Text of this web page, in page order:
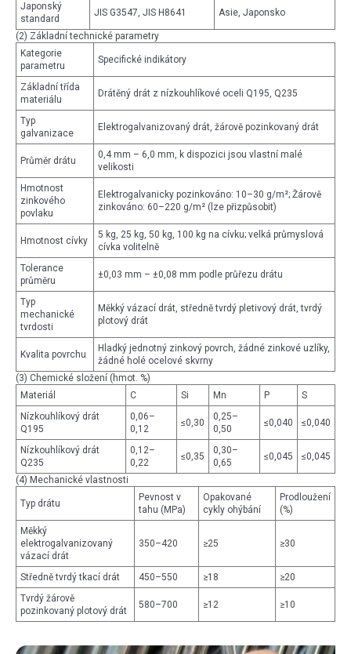
Japonský
standard
JIS G3547, JIS H8641 Asie, Japonsko
(2) Základní technické parametry
Kategorie
parametru
Specifické indikátory
Základní třída
materiálu
Drátěný drát z nízkouhlíkové oceli Q195, Q235
Typ
galvanizace
Elektrogalvanizovaný drát, žárově pozinkovaný drát
Průměr drátu
0,4 mm – 6,0 mm, k dispozici jsou vlastní malé
velikosti
Hmotnost
zinkového
povlaku
Elektrogalvanicky pozinkováno: 10–30 g/m²; Žárově
zinkováno: 60–220 g/m² (lze přizpůsobit)
Hmotnost cívky
5 kg, 25 kg, 50 kg, 100 kg na cívku; velká průmyslová
cívka volitelně
Tolerance
průměru
±0,03 mm – ±0,08 mm podle průřezu drátu
Typ
mechanické
tvrdosti
Měkký vázací drát, středně tvrdý pletivový drát, tvrdý
plotový drát
Kvalita povrchu
Hladký jednotný zinkový povrch, žádné zinkové uzlíky,
žádné holé ocelové skvrny
(3) Chemické složení (hmot. %)
Materiál
C Si Mn P
S
Nízkouhlíkový drát
Q195
0,06–
0,12
≤0,30
0,25–
0,50
≤0,040 ≤0,040
Nízkouhlíkový drát
Q235
0,12–
0,22
≤0,35
0,30–
0,65
≤0,045 ≤0,045
(4) Mechanické vlastnosti
Typ drátu
Pevnost v
tahu (MPa)
Opakované
cykly ohýbání
Prodloužení
(%)
Měkký
elektrogalvanizovaný
vázací drát
350–420 ≥25 ≥30
Středně tvrdý tkací drát 450–550 ≥18
≥20
Tvrdý žárově
pozinkovaný plotový drát
580–700 ≥12 ≥10